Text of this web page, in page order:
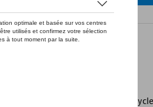
collectie is gemaakt van